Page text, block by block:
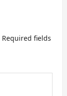
Required fields